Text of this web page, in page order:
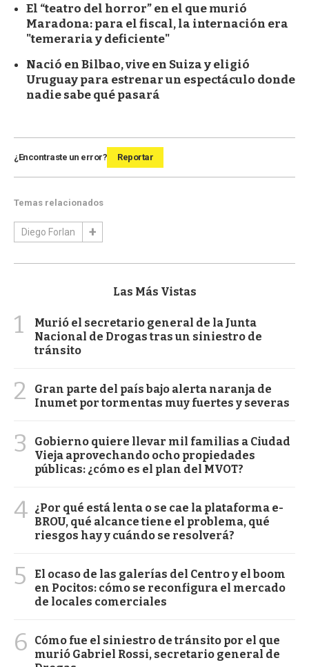
El “teatro del horror” en el que murió
Maradona: para el fiscal, la internación era
"temeraria y deficiente"
Nació en Bilbao, vive en Suiza y eligió
Uruguay para estrenar un espectáculo donde
nadie sabe qué pasará
¿Encontraste un error? Reportar
Temas relacionados
Diego Forlan
Las Más Vistas
1
Murió el secretario general de la Junta
Nacional de Drogas tras un siniestro de
tránsito
2
Gran parte del país bajo alerta naranja de
Inumet por tormentas muy fuertes y severas
3
Gobierno quiere llevar mil familias a Ciudad
Vieja aprovechando ocho propiedades
públicas: ¿cómo es el plan del MVOT?
4 ¿Por qué está lenta o se cae la plataforma e-
BROU, qué alcance tiene el problema, qué
riesgos hay y cuándo se resolverá?
5
El ocaso de las galerías del Centro y el boom
en Pocitos: cómo se reconfigura el mercado
de locales comerciales
6
Cómo fue el siniestro de tránsito por el que
murió Gabriel Rossi, secretario general de